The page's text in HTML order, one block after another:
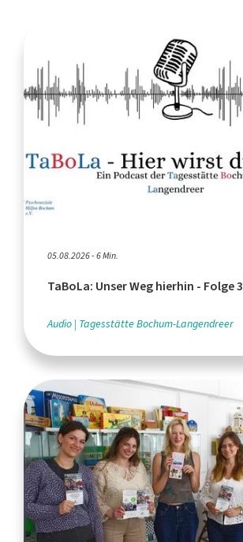
05.08.2026 - 6 Min.
TaBoLa: Unser Weg hierhin - Folge 3
Audio Tagesstätte Bochum-Langendreer